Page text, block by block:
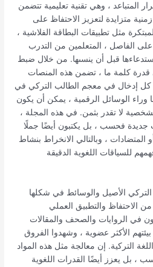
المتباعد ، وهي تقنية تعليمية تتضمن
متزايدة لتعزيز الاحتفاظ على
مثل تطبيقات البطاقة الفلاشية ،
على الفاصل ، المتعلمين من التدرب
قبل أن ينسىها. من خلال ضبط
قدرة كلمة ما ، تضمن هذه المنصات
كل إدخال في معجم الطالب التركي في
وراء الوسائل الرقمية ، يمكن أن يكون
لا تقدر بثمن. في هذه المجلة ،
جديدة فحسب ، بل يكتبون أيضًا جملًا
المتضادات ، وبالتالي الانخراط بنشاط
للسياقات اللغوية الدقيقة
التركي الأصيل والوسائط في شكلها
الاحتفاظ والتطبيق العملي
في الروايات والصحف والمقالات
الأكثر عضوية ، وشهدوا الفروق
التركية. إن معالجة مثل هذه المواد
، بل يعزز أيضًا القدرات اللغوية